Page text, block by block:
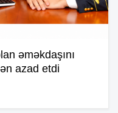
əməkdaşını
azad etdi